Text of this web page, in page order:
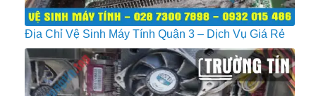
Địa Chỉ Vệ Sinh Máy Tính Quận 3 – Dịch Vụ Giá Rẻ